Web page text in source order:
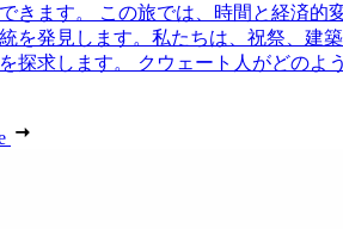
きます。 この旅では、時間と経済的
を発見します。私たちは、祝祭、建
探求します。 クウェート人がどのよ